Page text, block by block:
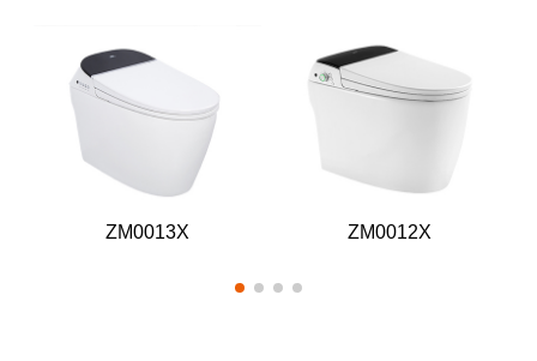
ZM0013X ZM0012X